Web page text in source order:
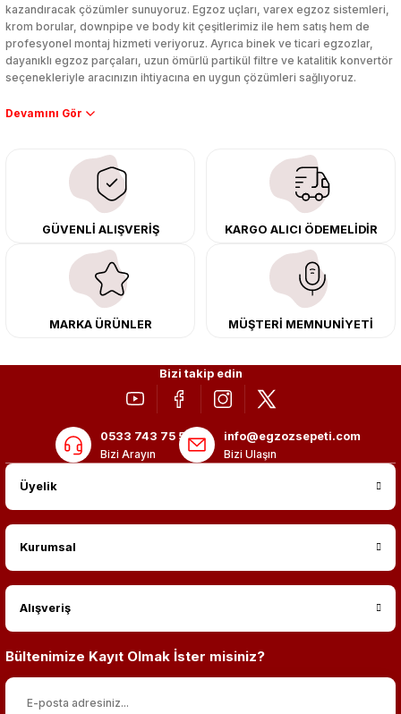
kazandıracak çözümler sunuyoruz. Egzoz uçları, varex egzoz sistemleri,
krom borular, downpipe ve body kit çeşitlerimiz ile hem satış hem de
profesyonel montaj hizmeti veriyoruz. Ayrıca binek ve ticari egzozlar,
dayanıklı egzoz parçaları, uzun ömürlü partikül filtre ve katalitik konvertör
seçenekleriyle aracınızın ihtiyacına en uygun çözümleri sağlıyoruz.
Performans artışı isteyen sürücüler için özel performans egzozları ve
çıkma orijinal ürünler ile yenileyebilir, body kit uygulamalarıyla aracınızın
tasarımını ve aerodinamisini üst seviyeye taşıyabilirsiniz.
Tüm ürünlerimiz orijinal, dayanıklı ve uzun ömürlüdür. İstanbul’daki montaj
merkezimizde profesyonel montaj yapıyor, Türkiye’nin her yerine güvenli
kargo ile teslimat gerçekleştiriyoruz. Aracınıza değer katmak için doğru
adres: Egzoz Sepeti.
GÜVENLİ ALIŞVERİŞ KARGO ALICI ÖDEMELİDİR
MARKA ÜRÜNLER MÜŞTERİ MEMNUNİYETİ
Bizi takip edin
0533 743 75 56
Bizi Arayın
info@egzozsepeti.com
Bizi Ulaşın
Üyelik
Kurumsal
Alışveriş
Bültenimize Kayıt Olmak İster misiniz?